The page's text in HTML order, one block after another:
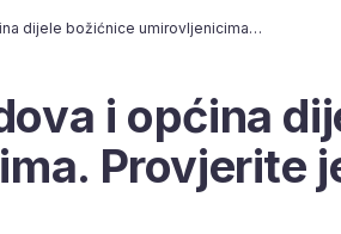
Ovih 40 gradova i općina dijele božićnice umirovljenicima. Provjerite jeste li na popisu!
i općina
Provjerite